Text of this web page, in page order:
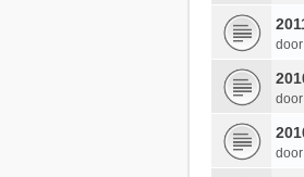
door
door
door